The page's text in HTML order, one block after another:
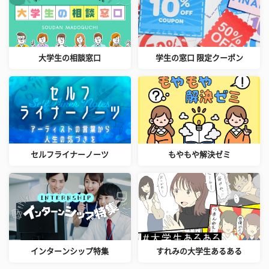
大学生の相談窓口 学生の窓口 限定クーポン
セルフライナーノーツ もやもや解決ゼミ
インターンシップ特集 すれみの大学生あるある